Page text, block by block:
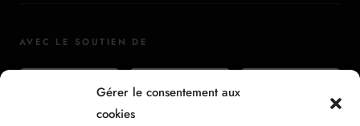
Gérer le consentement aux
cookies
AVEC LE SOUTIEN DE